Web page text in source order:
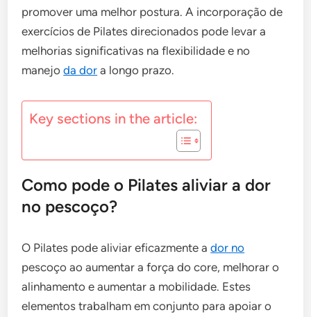
promover uma melhor postura. A incorporação de
exercícios de Pilates direcionados pode levar a
melhorias significativas na flexibilidade e no
manejoda dor a longo prazo.
Key sections in the article:
Como pode o Pilates aliviar a dor
no pescoço?
O Pilates pode aliviar eficazmente ador no
pescoço ao aumentar a força do core, melhorar o
alinhamento e aumentar a mobilidade. Estes
elementos trabalham em conjunto para apoiar o